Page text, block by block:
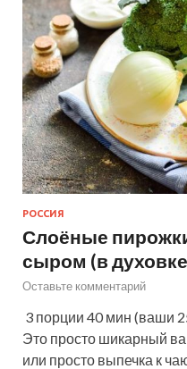
РОССИЯ
Слоёные
сыром (в
Оставьте комментарий
3 порции 40 мин (ваши
Это просто шикарный
или просто выпечка к